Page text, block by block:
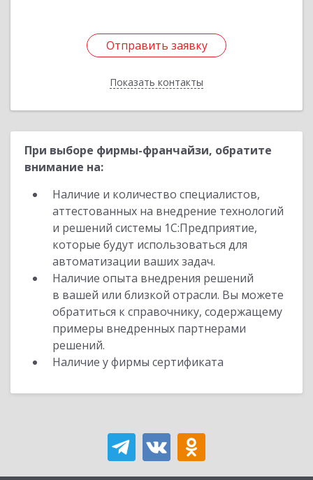
Отправить заявку
Показать контакты
Отправить заявку
Назад
При выборе фирмы-франчайзи, обратите
внимание на:
Наличие и количество специалистов,
аттестованных на внедрение технологий
и решений системы 1С:Предприятие,
которые будут использоваться для
автоматизации ваших задач.
Наличие опыта внедрения решений
в вашей или близкой отрасли. Вы можете
обратиться к справочнику, содержащему
примеры внедренных партнерами
решений.
Наличие у фирмы сертификата